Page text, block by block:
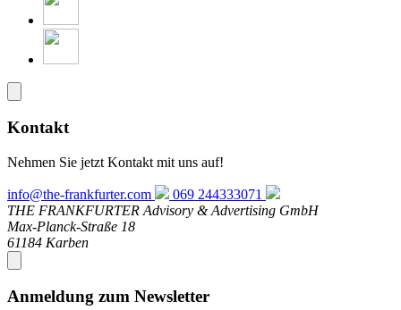
Kontakt
Nehmen Sie jetzt Kontakt mit uns auf!
info@the-frankfurter.com
069 244333071
THE FRANKFURTER Advisory & Advertising GmbH
Max-Planck-Straße 18
61184 Karben
Anmeldung zum Newsletter